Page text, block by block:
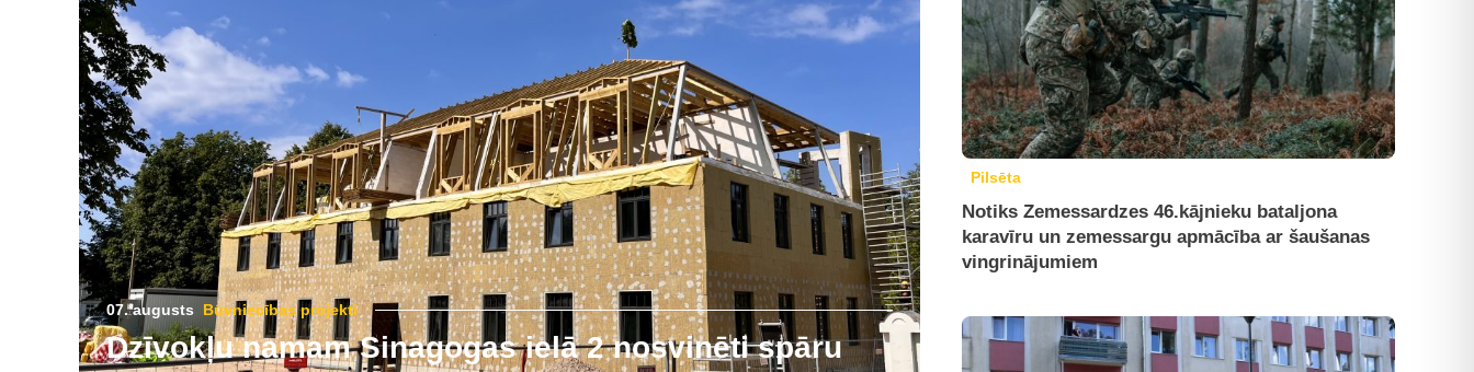
07. augusts Būvniecības projekti
Dzīvokļu namam Sinagogas ielā 2 nosvinēti spāru
Pilsēta
Notiks Zemessardzes 46.kājnieku bataljona
karavīru un zemessargu apmācība ar šaušanas
vingrinājumiem